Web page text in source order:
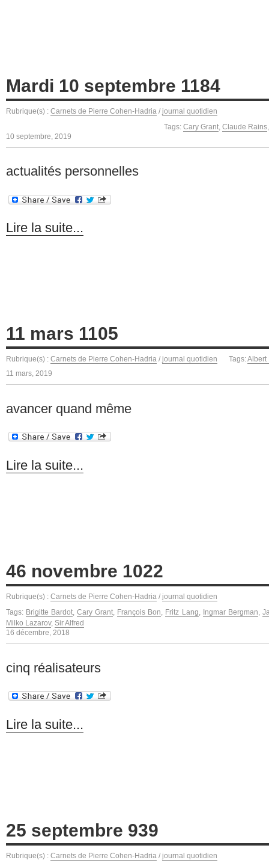
Mardi 10 septembre 1184
Rubrique(s) : Carnets de Pierre Cohen-Hadria / journal quotidien
Tags: Cary Grant Claude Rains
10 septembre, 2019
actualités personnelles
Lire la suite...
11 mars 1105
Rubrique(s) : Carnets de Pierre Cohen-Hadria / journal quotidien Tags:Albert
11 mars, 2019
avancer quand même
Lire la suite...
46 novembre 1022
Rubrique(s) : Carnets de Pierre Cohen-Hadria / journal quotidien
Tags: Brigitte Bardot,Cary Grant, François Bon, Fritz Lang, Ingmar Bergman,
Milko Lazarov, Sir Alfred
16 décembre, 2018
cinq réalisateurs
Lire la suite...
25 septembre 939
Rubrique(s) : Carnets de Pierre Cohen-Hadria / journal quotidien